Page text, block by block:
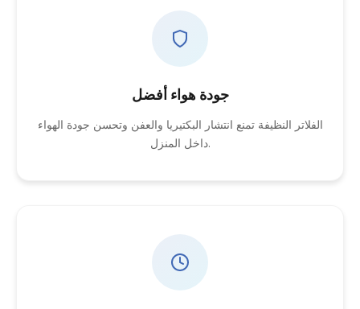
جودة هواء أفضل
الفلاتر النظيفة تمنع انتشار البكتيريا والعفن وتحسن جودة الهواء
داخل المنزل.